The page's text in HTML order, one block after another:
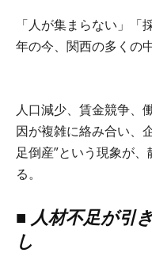
「人が集まらない」
年の今、関西の多くの
人口減少、賃金競争、
因が複雑に絡み合い、
足倒産”という現象が
る。
■ 人材不足が引
し